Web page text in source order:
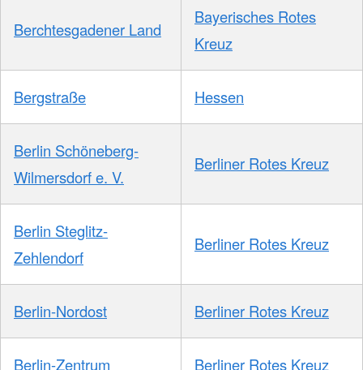
Berchtesgadener Land
Bayerisches Rotes
Kreuz
Bergstraße Hessen
Berlin Schöneberg-
Wilmersdorf e. V.
Berliner Rotes Kreuz
Berlin Steglitz-
Zehlendorf
Berliner Rotes Kreuz
Berlin-Nordost Berliner Rotes Kreuz
Berlin-Zentrum Berliner Rotes Kreuz